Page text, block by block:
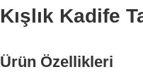
Kışlık Kadife
Ürün Özellikleri